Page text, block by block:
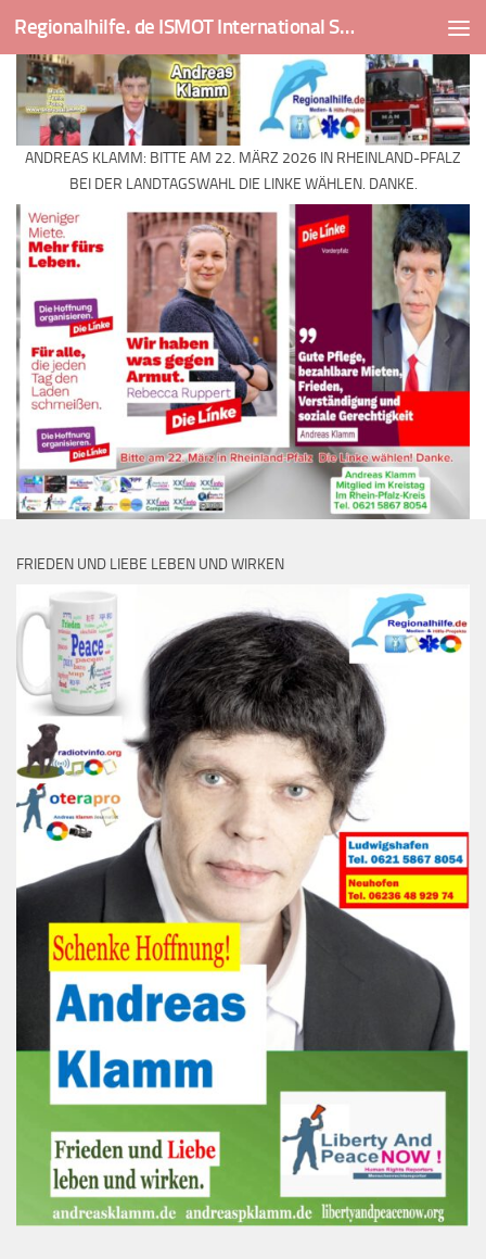
Skip to content Regionalhilfe. de ISMOT International Social And Medical Outreach Team
ANDREAS KLAMM: BITTE AM 22. MÄRZ 2026 IN RHEINLAND-PFALZ
BEI DER LANDTAGSWAHL DIE LINKE WÄHLEN. DANKE.
FRIEDEN UND LIEBE LEBEN UND WIRKEN